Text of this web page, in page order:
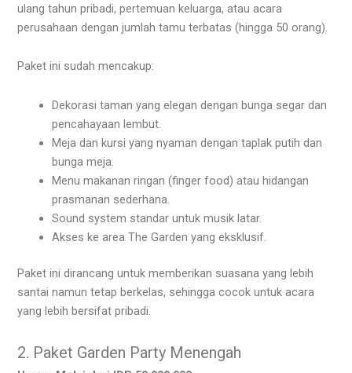
ulang tahun pribadi, pertemuan keluarga, atau acara
perusahaan dengan jumlah tamu terbatas (hingga 50 orang).
Paket ini sudah mencakup:
Dekorasi taman yang elegan dengan bunga segar dan
pencahayaan lembut.
Meja dan kursi yang nyaman dengan taplak putih dan
bunga meja.
Menu makanan ringan (finger food) atau hidangan
prasmanan sederhana.
Sound system standar untuk musik latar.
Akses ke area The Garden yang eksklusif.
Paket ini dirancang untuk memberikan suasana yang lebih
santai namun tetap berkelas, sehingga cocok untuk acara
yang lebih bersifat pribadi.
2. Paket Garden Party Menengah